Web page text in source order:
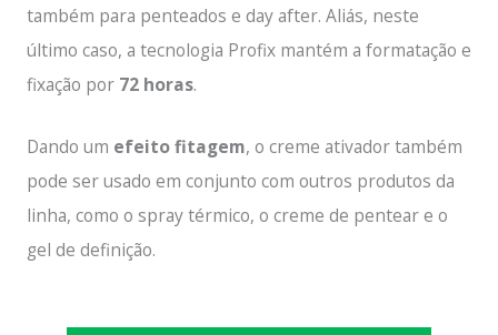
também para penteados e day after. Aliás, neste
último caso, a tecnologia Profix mantém a formatação e
fixação por 72 horas.
Dando um efeito fitagem, o creme ativador também
pode ser usado em conjunto com outros produtos da
linha, como o spray térmico, o creme de pentear e o
gel de definição.